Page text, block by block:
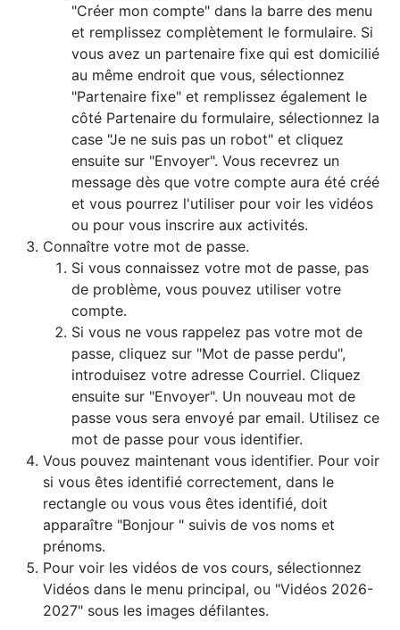
"Créer mon compte" dans la barre des menu
et remplissez complètement le formulaire. Si
vous avez un partenaire fixe qui est domicilié
au même endroit que vous, sélectionnez
"Partenaire fixe" et remplissez également le
côté Partenaire du formulaire, sélectionnez la
case "Je ne suis pas un robot" et cliquez
ensuite sur "Envoyer". Vous recevrez un
message dès que votre compte aura été créé
et vous pourrez l'utiliser pour voir les vidéos
ou pour vous inscrire aux activités.
Connaître votre mot de passe.
Si vous connaissez votre mot de passe, pas
de problème, vous pouvez utiliser votre
compte.
Si vous ne vous rappelez pas votre mot de
passe, cliquez sur "Mot de passe perdu",
introduisez votre adresse Courriel. Cliquez
ensuite sur "Envoyer". Un nouveau mot de
passe vous sera envoyé par email. Utilisez ce
mot de passe pour vous identifier.
Vous pouvez maintenant vous identifier. Pour voir
si vous êtes identifié correctement, dans le
rectangle ou vous vous êtes identifié, doit
apparaître "Bonjour " suivis de vos noms et
prénoms.
Pour voir les vidéos de vos cours, sélectionnez
Vidéos dans le menu principal, ou "Vidéos 2026-
2027" sous les images défilantes.